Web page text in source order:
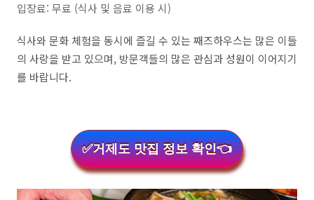
입장료: 무료 (식사 및 음료 이용 시)
식사와 문화 체험을 동시에 즐길 수 있는 째즈하우스는 많은 이들
의 사랑을 받고 있으며, 방문객들의 많은 관심과 성원이 이어지기
를 바랍니다.
✅거제도 맛집 정보 확인👈